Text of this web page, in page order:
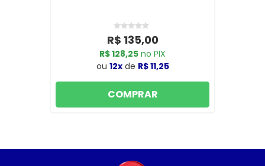
R$ 135,00
R$ 128,25 no PIX
ou 12xde R$ 11,25
COMPRAR